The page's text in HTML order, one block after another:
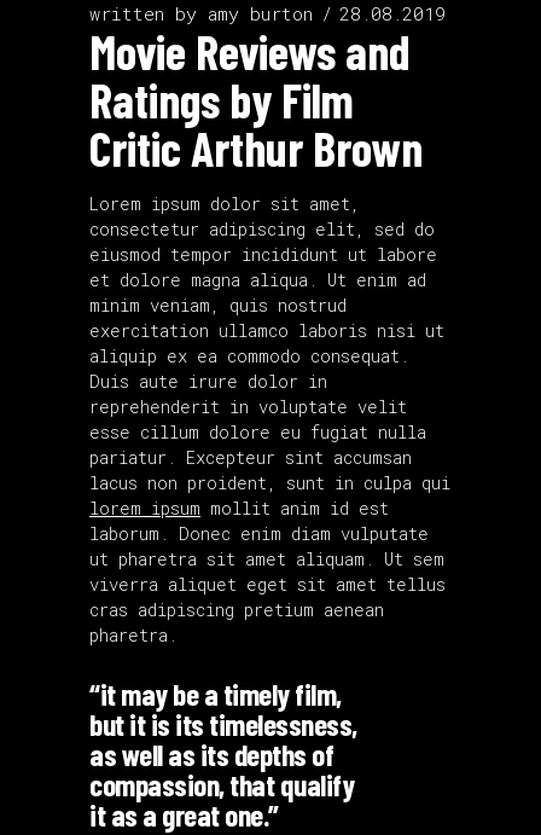
written by amy burton 28.08.2019
Movie Reviews and
Ratings by Film
Critic Arthur Brown
Lorem ipsum dolor sit amet,
consectetur adipiscing elit, sed do
eiusmod tempor incididunt ut labore
et dolore magna aliqua. Ut enim ad
minim veniam, quis nostrud
exercitation ullamco laboris nisi ut
aliquip ex ea commodo consequat.
Duis aute irure dolor in
reprehenderit in voluptate velit
esse cillum dolore eu fugiat nulla
pariatur. Excepteur sint accumsan
lacus non proident, sunt in culpa qui
lorem ipsum mollit anim id est
laborum. Donec enim diam vulputate
ut pharetra sit amet aliquam. Ut sem
viverra aliquet eget sit amet tellus
cras adipiscing pretium aenean
pharetra.
“it may be a timely film,
but it is its timelessness,
as well as its depths of
compassion, that qualify
it as a great one.”